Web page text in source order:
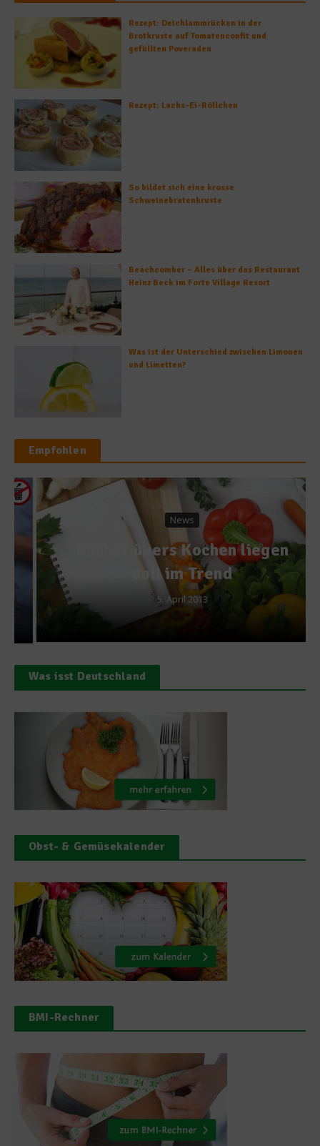
Rezept: Deichlammrücken in der
Brotkruste auf Tomatenconfit und
gefüllten Poveraden
Rezept: Lachs-Ei-Röllchen
So bildet sich eine krosse
Schweinebratenkruste
Beachcomber – Alles über das Restaurant
Heinz Beck im Forte Village Resort
Was ist der Unterschied zwischen Limonen
und Limetten?
Empfohlen
News
Bücher übers Kochen liegen
voll im Trend
5. April 2013
Was isst Deutschland
Obst- & Gemüsekalender
BMI-Rechner